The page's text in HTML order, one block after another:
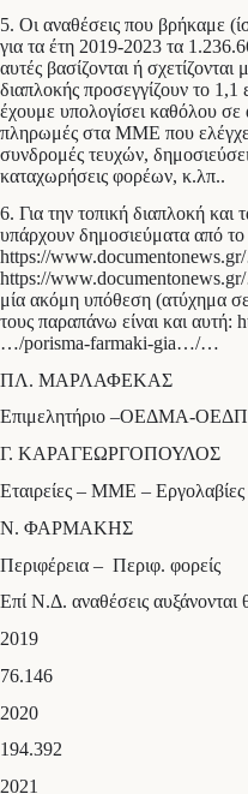
5. Οι αναθέσεις που βρήκαμε
για τα έτη 2019-2023 τα
αυτές βασίζονται ή
διαπλοκής προσεγγίζουν το
έχουμε υπολογίσει καθόλου σε
πληρωμές στα ΜΜΕ που
συνδρομές τευχών,
καταχωρήσεις φορέων, κ.λπ..
6. Για την τοπική διαπλοκή
υπάρχουν δημοσιεύματα από
https://
https://
μία ακόμη υπόθεση (ατύχημα
τους παραπάνω είναι και
…/porisma-farmaki-gia…/…
ΠΛ. ΜΑΡΛΑΦΕΚΑΣ
Επιμελητήριο –ΟΕΔΜΑ-ΟΕΔΠ
Γ. ΚΑΡΑΓΕΩΡΓΟΠΟΥΛΟΣ
Εταιρείες – ΜΜΕ – Εργολαβίες
Ν. ΦΑΡΜΑΚΗΣ
Περιφέρεια – Περιφ. φορείς
Επί Ν.Δ. αναθέσεις αυξάνονται
2019
76.146
2020
194.392
2021